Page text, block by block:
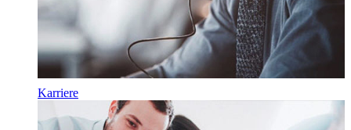
Karriere